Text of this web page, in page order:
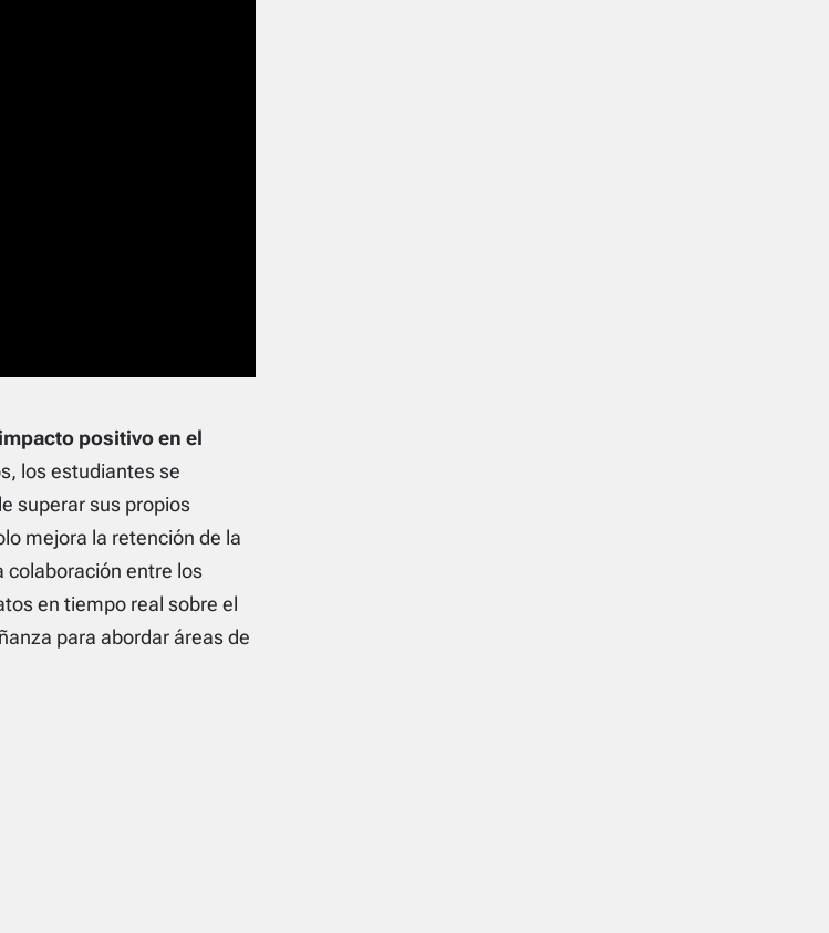
positivo en el
los estudiantes se
superar sus propios
mejora la retención de la
colaboración entre los
en tiempo real sobre el
para abordar áreas de